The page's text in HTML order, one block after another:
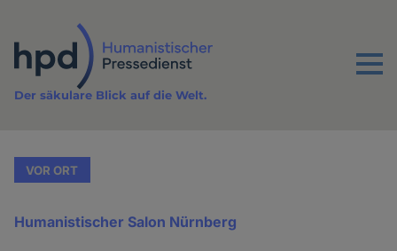
Inhalt
Menu
Der säkulare Blick auf die Welt.
VOR ORT
Humanistischer Salon Nürnberg